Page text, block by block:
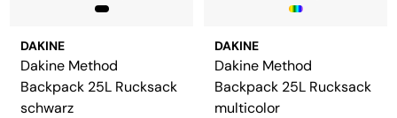
DAKINE
Dakine Method
Backpack 25L Rucksack
schwarz
DAKINE
Dakine Method
Backpack 25L Rucksack
multicolor